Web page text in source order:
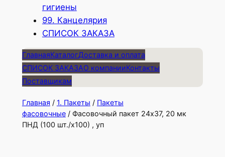
гигиены
99. Канцелярия
СПИСОК ЗАКАЗА
ГлавнаяКаталогДоставка и оплата
СПИСОК ЗАКАЗАО компанииКонтакты
Поставщикам
Главная / 1. Пакеты / Пакеты
фасовочные/ Фасовочный пакет 24х37, 20 мк
ПНД (100 шт./х100) , уп